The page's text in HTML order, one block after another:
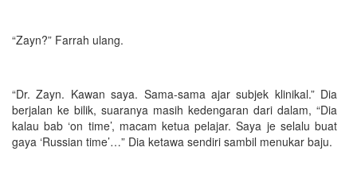
“Zayn?” Farrah ulang.
“Dr. Zayn. Kawan saya. Sama-sama ajar subjek klinikal.” Dia
berjalan ke bilik, suaranya masih kedengaran dari dalam, “Dia
kalau bab ‘on time’, macam ketua pelajar. Saya je selalu buat
gaya ‘Russian time’…” Dia ketawa sendiri sambil menukar baju.